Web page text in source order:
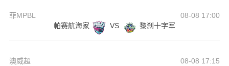
菲MPBL
08-08 17:00
帕赛航海家
VS 黎刹十字军
澳威超
08-08 17:15